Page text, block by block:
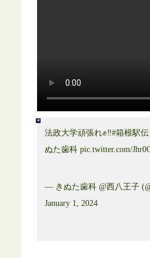
法政大学頑張れ✊‼️#箱根駅伝
ぬた歯科 pic.twitter.com/
— きぬた歯科 @西八王子
January 1, 2024